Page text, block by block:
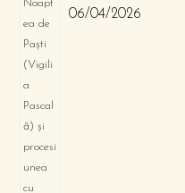
06/04/2026